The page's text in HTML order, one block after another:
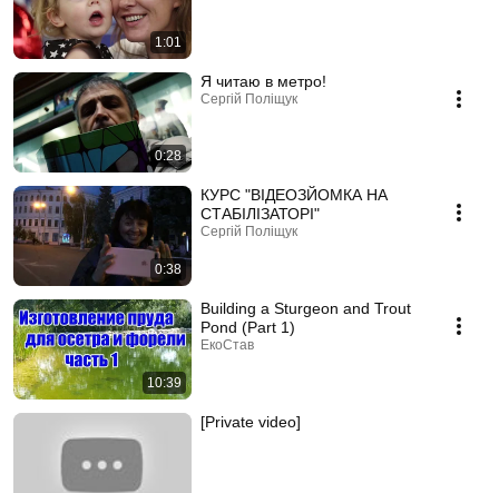
1:01
0:28
Я читаю в метро!
Сергій Поліщук
0:38
КУРС "ВІДЕОЗЙОМКА НА
СТАБІЛІЗАТОРІ"
Сергій Поліщук
10:39
Building a Sturgeon and Trout
Pond (Part 1)
ЕкоСтав
[Private video]